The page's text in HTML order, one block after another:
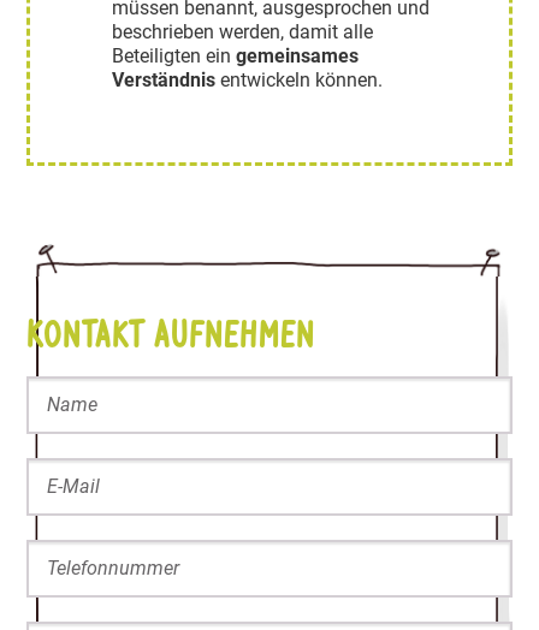
müssen benannt, ausgesprochen und
beschrieben werden, damit alle
Beteiligten eingemeinsames
Verständnisentwickeln können.
Kontakt aufnehmen